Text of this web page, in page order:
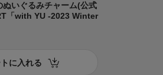
ぬいぐるみチャーム(公式
with YU -2023 Winter
に入れる